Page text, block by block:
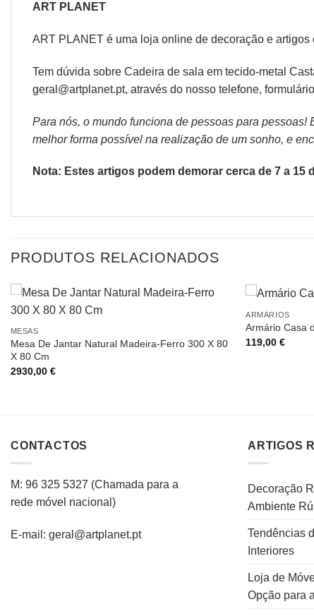
ART PLANET
ART PLANET é uma loja online de decoração e
Tem dúvida sobre Cadeira de sala em tecido-metal
geral@artplanet.pt, através do nosso telefone,
Para nós, o mundo funciona de pessoas para
melhor forma possível na realização de um sonho, e
Nota: Estes artigos podem demorar cerca de 7 a 15
PRODUTOS RELACIONADOS
MESAS
Mesa De Jantar Natural Madeira-Ferro 300 X 80
X 80 Cm
2930,00 €
ARMÁRIOS
Armário Casa
119,00€
CONTACTOS
M: 96 325 5327 (Chamada para a
rede móvel nacional )
E-mail: geral@artplanet.pt
ARTIGOS
Decoração
Ambiente
Tendências
Interiores
Loja de
Opção para